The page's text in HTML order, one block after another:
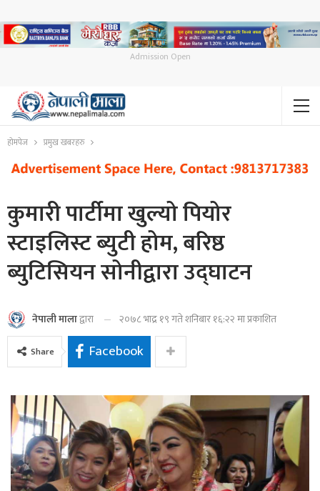
Admission Open
होमपेज प्रमुख खबरहरु
कुमारी पार्टीमा खुल्यो पियोर
स्टाइलिस्ट ब्युटी होम, बरिष्ठ
ब्युटिसियन सोनीद्वारा उद्घाटन
नेपाली मालाद्वारा २०७८ भाद्र १९ गते शनिबार १६:२२ मा प्रकाशित
Share Facebook